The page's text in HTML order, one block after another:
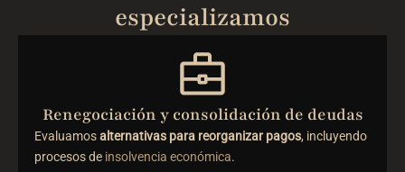
especializamos
Renegociación y consolidación de deudas
Evaluamosalternativas para reorganizar pagos, incluyendo
procesos de insolvencia económica.